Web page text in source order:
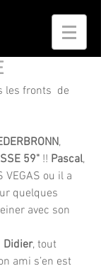
les fronts  de
,
59" !! Pascal,
ou il a
quelques
avec son
Didier, tout
ami s’en est